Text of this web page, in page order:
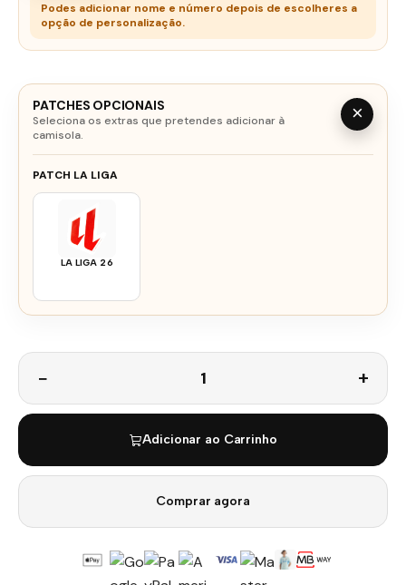
Podes adicionar nome e número depois de escolheres a
opção de personalização.
PATCHES OPCIONAIS
Seleciona os extras que pretendes adicionar à
camisola.
×
PATCH LA LIGA
LA LIGA 26
Adicionar ao Carrinho
Comprar agora